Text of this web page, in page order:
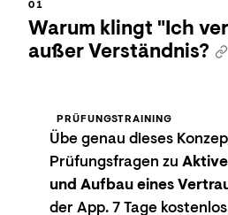
Warum klingt "Ich
außer Verständnis?
PRÜFUNGSTRAINING
Übe genau dieses
Prüfungsfragen zu
und Aufbau eines
der App. 7 Tage